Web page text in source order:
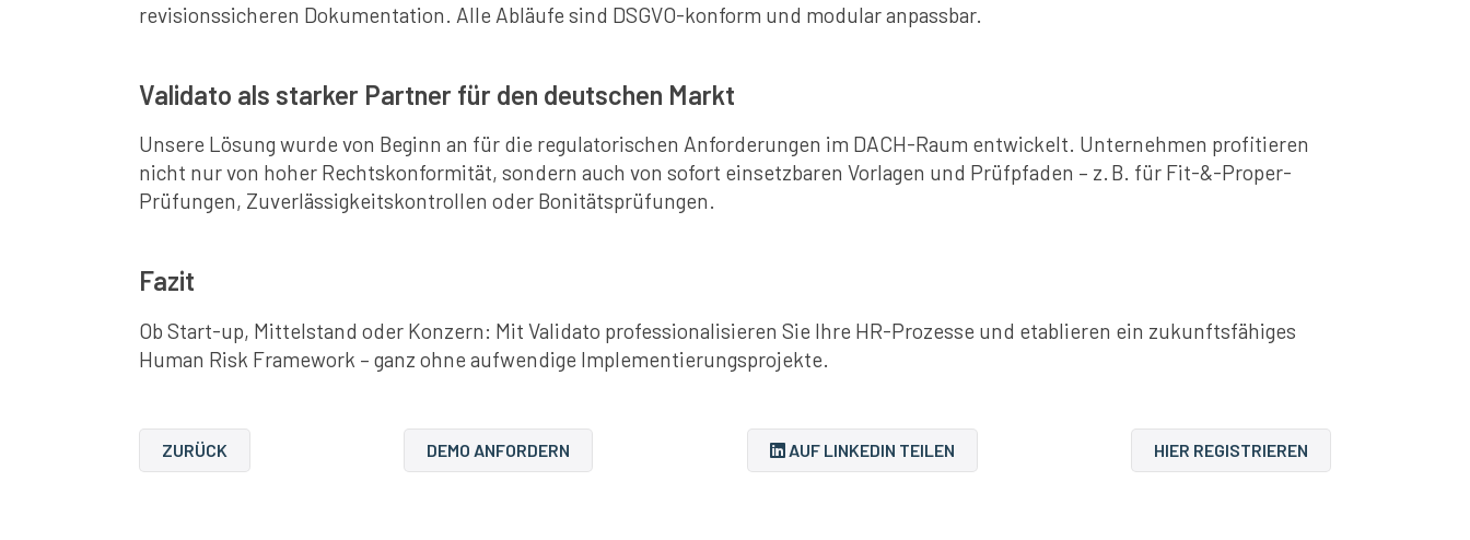
revisionssicheren Dokumentation. Alle Abläufe sind DSGVO-konform und modular anpassbar.
Validato als starker Partner für den deutschen Markt
Unsere Lösung wurde von Beginn an für die regulatorischen Anforderungen im DACH-Raum entwickelt. Unternehmen profitieren
nicht nur von hoher Rechtskonformität, sondern auch von sofort einsetzbaren Vorlagen und Prüfpfaden – z. B. für Fit-&-Proper-
Prüfungen, Zuverlässigkeitskontrollen oder Bonitätsprüfungen.
Fazit
Ob Start-up, Mittelstand oder Konzern: Mit Validato professionalisieren Sie Ihre HR-Prozesse und etablieren ein zukunftsfähiges
Human Risk Framework – ganz ohne aufwendige Implementierungsprojekte.
ZURÜCK DEMO ANFORDERN AUF LINKEDIN TEILEN HIER REGISTRIEREN